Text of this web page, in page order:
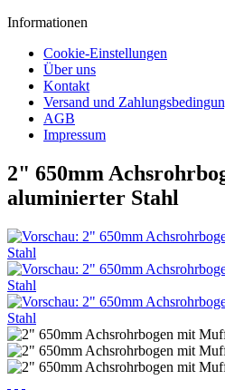
Informationen
Cookie-Einstellungen
Über uns
Kontakt
Versand und
AGB
Impressum
2" 650mm
aluminierter Stahl